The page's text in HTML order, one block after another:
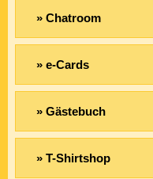
» Chatroom
» e-Cards
» Gästebuch
» T-Shirtshop